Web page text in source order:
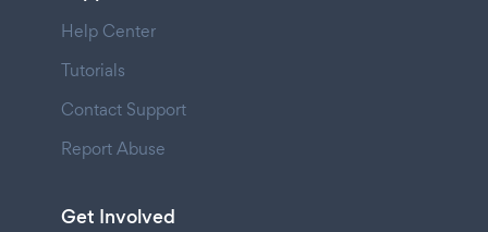
Help Center
Tutorials
Contact Support
Report Abuse
Get Involved